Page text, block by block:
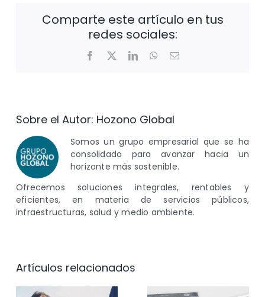
Comparte este artículo en tus
redes sociales:
Facebook
X LinkedInWhatsApp
Correo
Sobre el Autor: Hozono Global
Somos un grupo empresarial que se ha
consolidado para avanzar hacia un
horizonte más sostenible.
Ofrecemos soluciones integrales, rentables y
eficientes, en materia de servicios públicos,
infraestructuras, salud y medio ambiente.
Artículos relacionados